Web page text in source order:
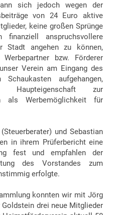
sich jedoch wegen der
von 24 Euro aktive
keine großen Sprünge
anspruchsvollere
Stadt angehen zu können,
bzw. Förderer
Verein am Eingang des
aufgehangen,
zur
als Werbemöglichkeit für
und Sebastian
in ihrem Prüferbericht eine
fest und empfahlen der
des Vorstandes zum
erfolgte.
konnten wir mit Jörg
drei neue Mitglieder